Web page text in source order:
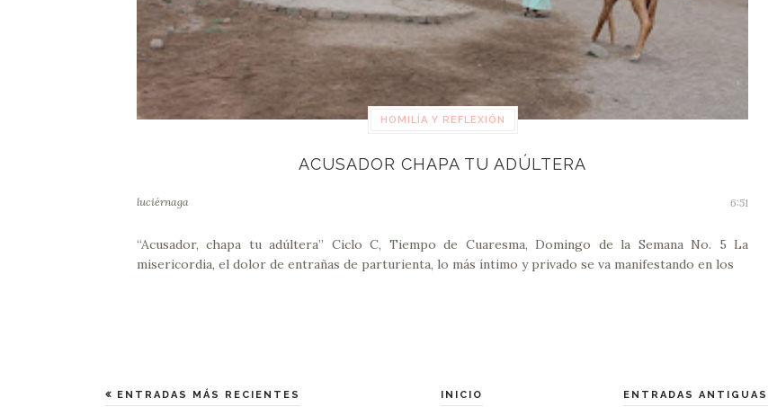
HOMILÍA Y REFLEXIÓN
ACUSADOR CHAPA TU ADÚLTERA
luciérnaga 6:51
“Acusador, chapa tu adúltera” Ciclo C, Tiempo de Cuaresma, Domingo de la Semana No. 5 La
misericordia, el dolor de entrañas de parturienta, lo más íntimo y privado se va manifestando en los
ENTRADAS MÁS RECIENTES ENTRADAS ANTIGUAS
INICIO